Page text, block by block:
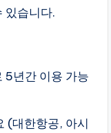
있습니다.
5년간 이용 가능
(대한항공, 아시